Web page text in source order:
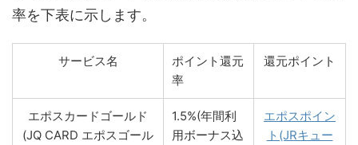
率を下表に示します。
サービス名
ポイント還元
率
還元ポイント
エポスカードゴールド
(JQ CARD エポスゴール
1.5%(年間利
用ボーナス込
エポスポイン
ト(JRキュー